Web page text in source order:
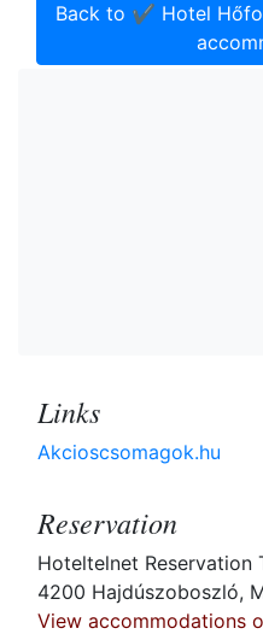
Back to ✔️ Hotel
Links
Akcioscsomagok.hu
Reservation
Hoteltelnet Reservation
4200 Hajdúszoboszló,
View accommodations